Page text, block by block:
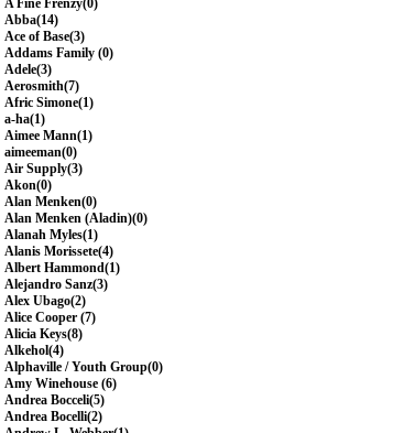
A Fine Frenzy(0)
Abba(14)
Ace of Base(3)
Addams Family (0)
Adele(3)
Aerosmith(7)
Afric Simone(1)
a-ha(1)
Aimee Mann(1)
aimeeman(0)
Air Supply(3)
Akon(0)
Alan Menken(0)
Alan Menken (Aladin)(0)
Alanah Myles(1)
Alanis Morissete(4)
Albert Hammond(1)
Alejandro Sanz(3)
Alex Ubago(2)
Alice Cooper (7)
Alicia Keys(8)
Alkehol(4)
Alphaville / Youth Group(0)
Amy Winehouse (6)
Andrea Bocceli(5)
Andrea Bocelli(2)